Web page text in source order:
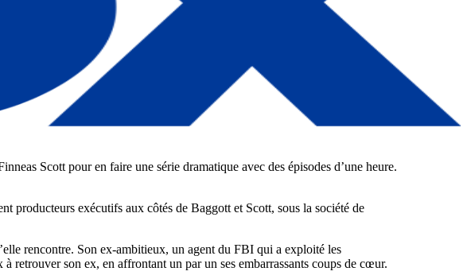
Scott pour en faire une série dramatique avec des épisodes d’une heure.
exécutifs aux côtés de Baggott et Scott, sous la société de
rencontre. Son ex-ambitieux, un agent du FBI qui a exploité les
retrouver son ex, en affrontant un par un ses embarrassants coups de cœur.